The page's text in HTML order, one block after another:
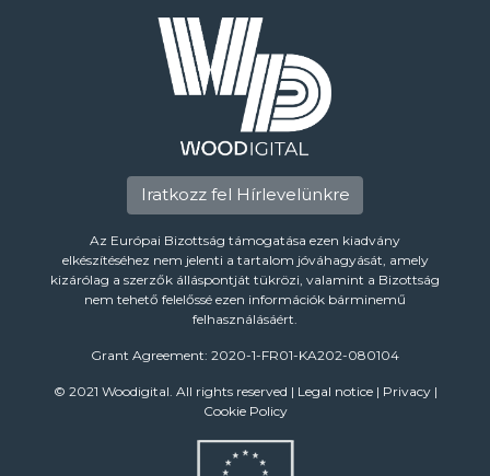
Iratkozz fel Hírlevelünkre
Az Európai Bizottság támogatása ezen kiadvány
elkészítéséhez nem jelenti a tartalom jóváhagyását, amely
kizárólag a szerzők álláspontját tükrözi, valamint a Bizottság
nem tehető felelőssé ezen információk bárminemű
felhasználásáért.
Grant Agreement: 2020-1-FR01-KA202-080104
© 2021 Woodigital. All rights reserved | Legal notice| Privacy|
Cookie Policy